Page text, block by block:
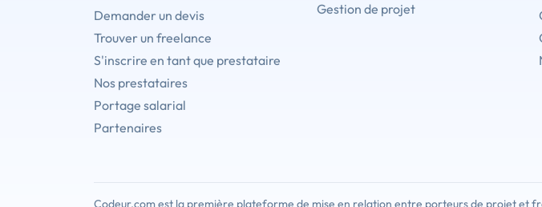
Demander un devis
Trouver un freelance
S'inscrire en tant que prestataire
Nos prestataires
Portage salarial
Partenaires
Gestion de projet
Codeur.com est la première plateforme de mise en relation entre porteurs de projet et